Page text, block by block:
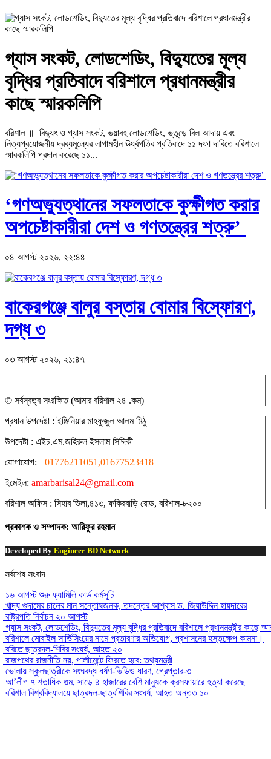
গ্যাস সংকট, লোডশেডিং, বিদ্যুতের মূল্য
বৃদ্ধির প্রতিবাদে বরিশালে প্রধানমন্ত্রীর
কাছে স্মারকলিপি
বরিশাল ॥ বিদ্যুৎ ও গ্যাস সংকট, ভয়াবহ লোডশেডিং, ভূতুড়ে বিল আদায় এবং
নিত্যপ্রয়োজনীয় দ্রব্যমূল্যের লাগামহীন ঊর্ধ্বগতির প্রতিবাদে ১১ দফা দাবিতে বরিশালে
স্মারকলিপি প্রদান করেছে ১১...
‘গণঅভ্যুত্থানের সফলতাকে কুক্ষীগত করার
অপচেষ্টাকারীরা দেশ ও গণতন্ত্রের শত্রু’
০৪ আগস্ট ২০২৬, ২২:৪৪
বাকেরগঞ্জে বালুর বস্তায় বোমার বিস্ফোরণ,
দগ্ধ ৩
০৩ আগস্ট ২০২৬, ২১:৪৭
© সর্বস্বত্ব সংরক্ষিত (আমার বরিশাল ২৪ .কম)
প্রধান ‍উপদেষ্টা : ‍ইঞ্জিনিয়ার মাহফুজুল আলম মিঠু
উপদেষ্টা : এইচ.এম.জহিরুল ইসলাম সিদ্দিকী
যোগাযোগ: +01776211051,01677523418
ইমেইল: amarbarisal24@gmail.com
বরিশাল অফিস : সিহাব ভিলা,৪১৩, ফকিরবাড়ি রোড, বরিশাল-৮২০০
প্রকাশক ও সম্পাদক: আরিফুর রহমান
Developed By Engineer BD Network
সর্বশেষ সংবাদ
১৬ আগস্ট শুরু ফ্যামিলি কার্ড কর্মসূচি
খাদ্য গুদামের চালের মান সন্তোষজনক, তদন্তের আশ্বাস ড. জিয়াউদ্দিন হায়দারের
রাষ্ট্রপতি নির্বাচন ২০ আগস্ট
গ্যাস সংকট, লোডশেডিং, বিদ্যুতের মূল্য বৃদ্ধির প্রতিবাদে বরিশালে প্রধানমন্ত্রীর কাছে
বরিশালে মোবাইল সার্ভিসিংয়ের নামে প্রতারণার অভিযোগ, প্রশাসনের হস্তক্ষেপ কামনা।
ববিতে ছাত্রদল-শিবির সংঘর্ষ, আহত ২০
রাজপথের রাজনীতি নয়, পার্লামেন্টে ফিরতে হবে: তথ্যমন্ত্রী
ভোলায় স্কুলছাত্রীকে সংঘবদ্ধ ধর্ষণ-ভিডিও ধারণ, গ্রেপ্তার-৩
আ’লীগ ৭ শতাধিক গুম, সাড়ে ৪ হাজারের বেশি মানুষকে ক্রসফায়ারে হত্যা করেছে
বরিশাল বিশ্ববিদ্যালয়ে ছাত্রদল-ছাত্রশিবির সংঘর্ষ, আহত অন্তত ১০